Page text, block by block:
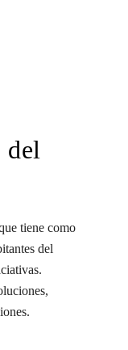
del
tiene como
del